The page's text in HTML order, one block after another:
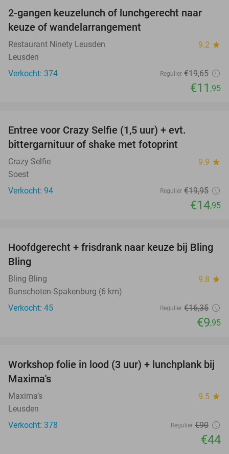
39%
2-gangen keuzelunch of lunchgerecht naar
keuze of wandelarrangement
Restaurant Ninety Leusden 9.2 star
Leusden
Verkocht: 374
Regulier €19,65
€11 ,95
Entree voor Crazy Selfie (1,5 uur) + evt.
bittergarnituur of shake met fotoprint
Crazy Selfie 9.9 star
Soest
Verkocht: 94
Regulier €19,95
€14,95
39%
Hoofdgerecht + frisdrank naar keuze bij Bling
Bling
Bling Bling 9.8 star
Bunschoten-Spakenburg (6 km)
Verkocht: 45
Regulier €16,35
€9,95
51%
Workshop folie in lood (3 uur) + lunchplank bij
Maxima's
Maxima’s 9.5 star
Leusden
Verkocht: 378
Regulier €90
€44